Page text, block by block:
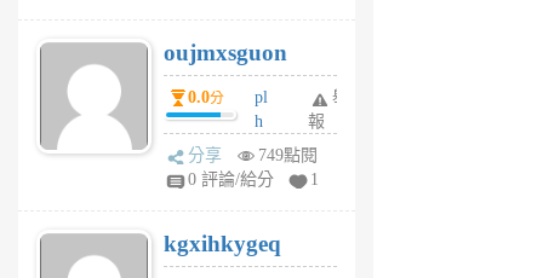
個
月
前
個
月
前
oujmxsguon
0.0分
pl
h
wi
w
6
個
舉
報
分享
749點閱
0 評論/給分
1
kgxihkygeq